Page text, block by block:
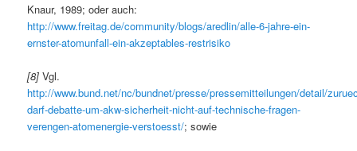
Knaur, 1989; oder auch:
http://www.freitag.de/community/blogs/aredlin/alle-6-jahre-ein-
ernster-atomunfall-ein-akzeptables-restrisiko
[8] Vgl.
http://www.bund.net/nc/bundnet/presse/pressemitteilungen/detail/
darf-debatte-um-akw-sicherheit-nicht-auf-technische-fragen-
verengen-atomenergie-verstoesst/; sowie